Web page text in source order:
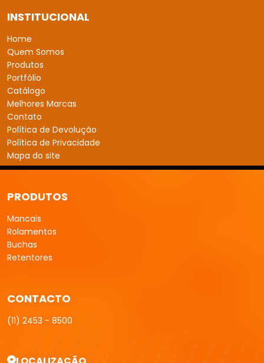
Mais de 15 anos de experiência com mancais e rolamentos.
E-MAIL
vendas@fbmdistribuidora.com.br
INSTITUCIONAL
Home
Portfólio
Catálogo
Melhores Marcas
Política de Privacidade